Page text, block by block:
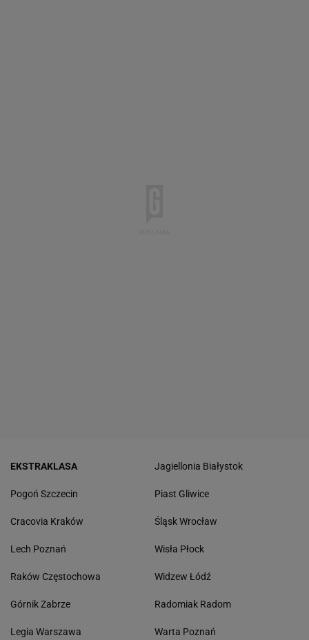
EKSTRAKLASA
Pogoń Szczecin
Cracovia Kraków
Lech Poznań
Raków Częstochowa
Górnik Zabrze
Legia Warszawa
Jagiellonia Białystok
Piast Gliwice
Śląsk Wrocław
Wisła Płock
Widzew Łódź
Radomiak Radom
Warta Poznań